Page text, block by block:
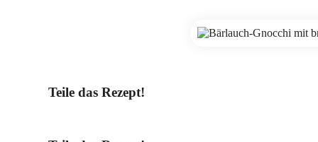
Teile das Rezept!